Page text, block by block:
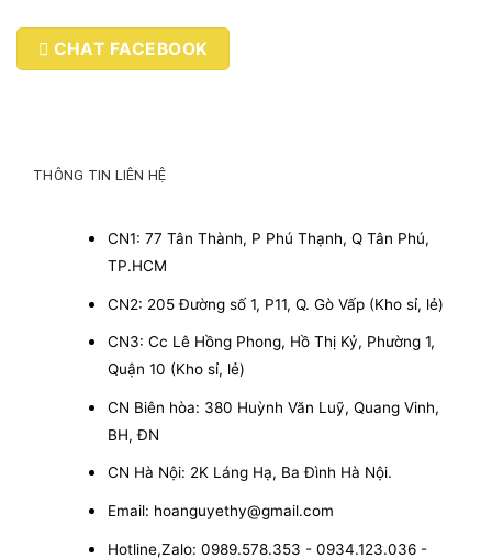
CHAT FACEBOOK
THÔNG TIN LIÊN HỆ
CN1: 77 Tân Thành, P Phú Thạnh, Q Tân Phú,
TP.HCM
CN2: 205 Đường số 1, P11, Q. Gò Vấp (Kho sỉ, lẻ)
CN3: Cc Lê Hồng Phong, Hồ Thị Kỷ, Phường 1,
Quận 10 (Kho sỉ, lẻ)
CN Biên hòa: 380 Huỳnh Văn Luỹ, Quang Vinh,
BH, ĐN
CN Hà Nội: 2K Láng Hạ, Ba Đình Hà Nội.
Email: hoanguyethy@gmail.com
Hotline,Zalo: 0989.578.353 - 0934.123.036 -